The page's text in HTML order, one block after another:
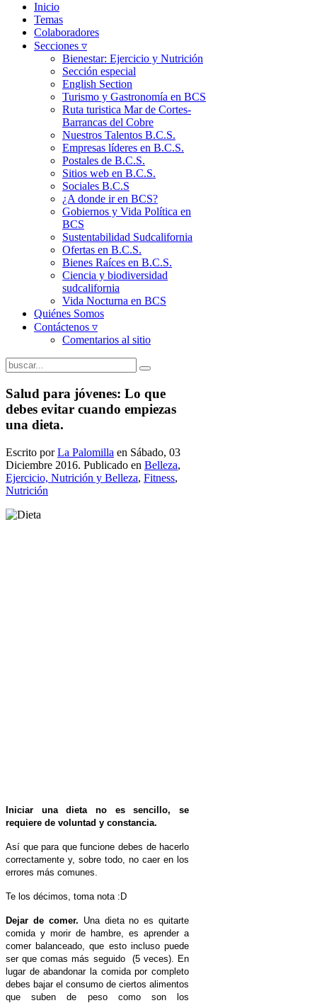
Inicio
Temas
Colaboradores
Secciones ▿
Bienestar: Ejercicio y Nutrición
Sección especial
English Section
Turismo y Gastronomía en BCS
Ruta turistica Mar de Cortes-
Barrancas del Cobre
Nuestros Talentos B.C.S.
Empresas líderes en B.C.S.
Postales de B.C.S.
Sitios web en B.C.S.
Sociales B.C.S
¿A donde ir en BCS?
Gobiernos y Vida Política en
BCS
Sustentabilidad Sudcalifornia
Ofertas en B.C.S.
Bienes Raíces en B.C.S.
Ciencia y biodiversidad
sudcalifornia
Vida Nocturna en BCS
Quiénes Somos
Contáctenos ▿
Comentarios al sitio
Salud para jóvenes: Lo que
debes evitar cuando empiezas
una dieta.
Escrito porLa Palomilla en Sábado, 03
Diciembre 2016. Publicado en Belleza,
Ejercicio, Nutrición y Belleza, Fitness,
Nutrición
Iniciar una dieta no es sencillo, se
requiere de voluntad y constancia.
Así que para que funcione debes de hacerlo
correctamente y, sobre todo, no caer en los
errores más comunes.
Te los décimos, toma nota :D
Dejar de comer. Una dieta no es quitarte
comida y morir de hambre, es aprender a
comer balanceado, que esto incluso puede
ser que comas más seguido (5 veces). En
lugar de abandonar la comida por completo
debes bajar el consumo de ciertos alimentos
que suben de peso como son los